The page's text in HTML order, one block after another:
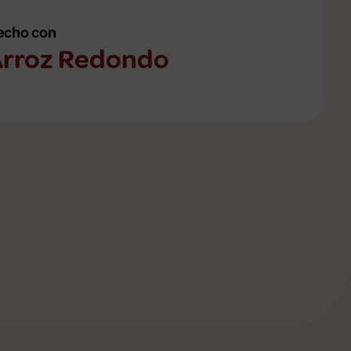
con
Redondo